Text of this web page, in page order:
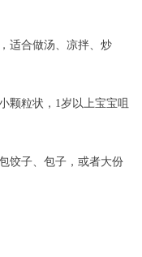
适合做汤、凉拌、炒
颗粒状，1岁以上宝宝咀
饺子、包子，或者大份